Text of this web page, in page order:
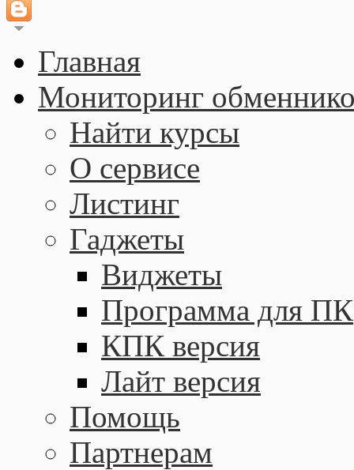
Главная
Мониторинг
Найти курсы
О сервисе
Листинг
Гаджеты
Виджеты
Программа для ПК
КПК версия
Лайт версия
Помощь
Партнерам